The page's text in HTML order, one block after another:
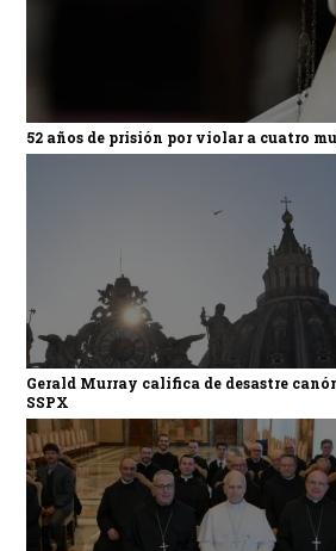
52 años de prisión por violar a cuatro
Gerald Murray califica de desastre
SSPX